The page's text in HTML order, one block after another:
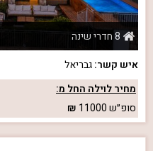
8 חדרי שינה
איש קשר:גבריאל
מחיר לוילה החל מ:
סופ״ש11000